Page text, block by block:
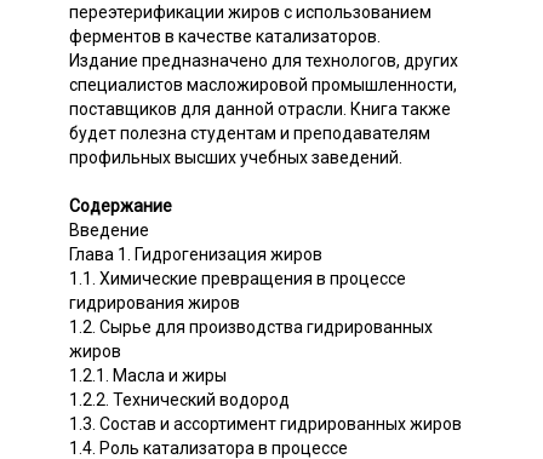
переэтерификации жиров с использованием
ферментов в качестве катализаторов.
Издание предназначено для технологов, других
специалистов масложировой промышленности,
поставщиков для данной отрасли. Книга также
будет полезна студентам и преподавателям
профильных высших учебных заведений.
Содержание
Введение
Глава 1. Гидрогенизация жиров
1.1. Химические превращения в процессе
гидрирования жиров
1.2. Сырье для производства гидрированных
жиров
1.2.1. Масла и жиры
1.2.2. Технический водород
1.3. Состав и ассортимент гидрированных жиров
1.4. Роль катализатора в процессе